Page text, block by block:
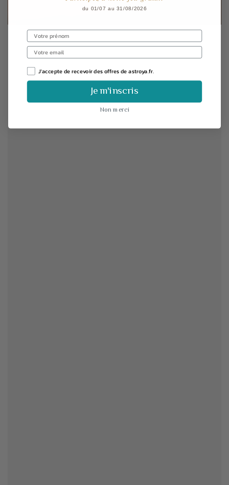
du 01/07 au 31/08/2026
J'accepte de recevoir des offres de astroya.fr.
Je m'inscris
Non merci